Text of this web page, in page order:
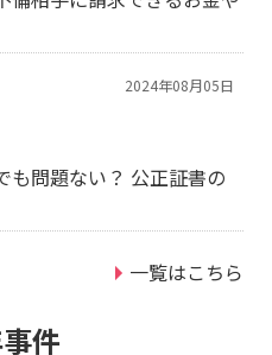
2024年08月05日
も問題ない？ 公正証書の
一覧はこちら
件